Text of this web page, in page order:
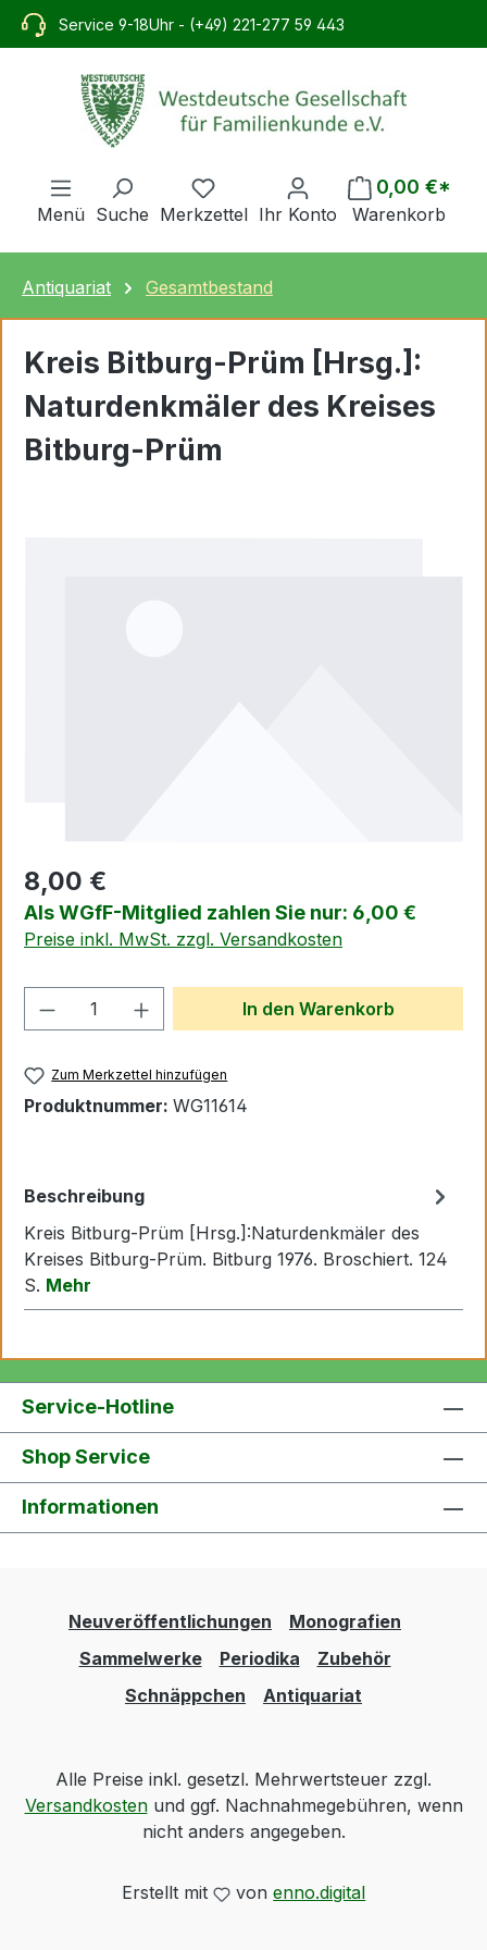
springen
Service 9-18Uhr - (+49) 221-277 59 443
Menü Suche Merkzettel Ihr Konto
0,00 €*
Warenkorb
Antiquariat Gesamtbestand
Kreis Bitburg-Prüm [Hrsg.]:
Naturdenkmäler des Kreises
Bitburg-Prüm
8,00 €
Als WGfF-Mitglied zahlen Sie nur: 6,00 €
Preise inkl. MwSt. zzgl. Versandkosten
Produkt Anzahl: Gib denIn den Warenkorb
Zum Merkzettel hinzufügen
Produktnummer: WG11614
Beschreibung
Kreis Bitburg-Prüm [Hrsg.]:Naturdenkmäler des
Kreises Bitburg-Prüm. Bitburg 1976. Broschiert. 124
S. Mehr
Service-Hotline
Shop Service
Informationen
Neuveröffentlichungen
Monografien
Sammelwerke
Periodika
Zubehör
Schnäppchen
Antiquariat
Alle Preise inkl. gesetzl. Mehrwertsteuer zzgl.
Versandkostenund ggf. Nachnahmegebühren, wenn
nicht anders angegeben.
Erstellt mit vonenno.digital